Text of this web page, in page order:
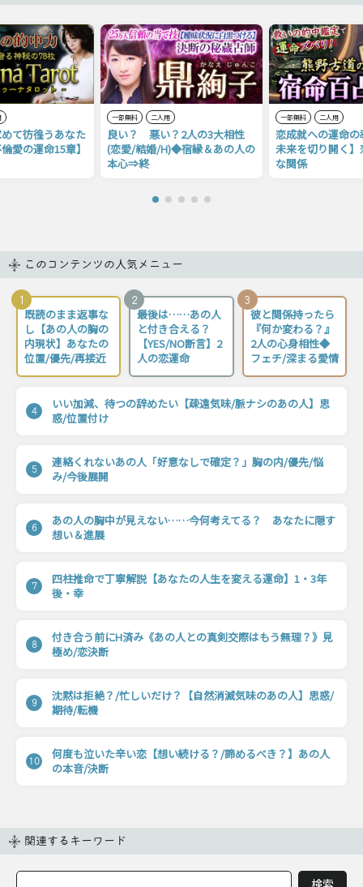
て彷徨うあなた
愛の運命15章】
一部無料 二人用
良い？ 悪い？2人の3大相性
(恋愛/結婚/H)◆宿縁＆あの人の
本心⇒終
一部無料 二人用
恋成就への運命
未来を切り開く
な関係
このコンテンツの人気メニュー
1
既読のまま返事な
し【あの人の胸の
内現状】あなたの
位置/優先/再接近
2
最後は……あの人
と付き合える？
【YES/NO断言】2
人の恋運命
3
彼と関係持ったら
『何か変わる？』
2人の心身相性◆
フェチ/深まる愛情
4
いい加減、待つの辞めたい【疎遠気味/脈ナシのあの人】思
惑/位置付け
5
連絡くれないあの人「好意なしで確定？」胸の内/優先/悩
み/今後展開
6
あの人の胸中が見えない……今何考えてる？ あなたに隠す
想い＆進展
7
四柱推命で丁寧解説【あなたの人生を変える運命】1・3年
後・幸
8
付き合う前にH済み《あの人との真剣交際はもう無理？》見
極め/恋決断
9
沈黙は拒絶？/忙しいだけ？【自然消滅気味のあの人】思惑/
期待/転機
10
何度も泣いた辛い恋【想い続ける？/諦めるべき？】あの人
の本音/決断
関連するキーワード